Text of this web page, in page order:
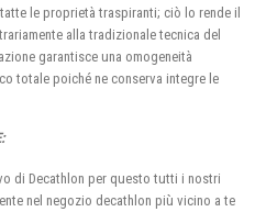
le proprietà traspiranti; ciò lo rende il
alla tradizionale tecnica del
garantisce una omogeneità
totale poiché ne conserva integre le
di Decathlon per questo tutti i nostri
nel negozio decathlon più vicino a te